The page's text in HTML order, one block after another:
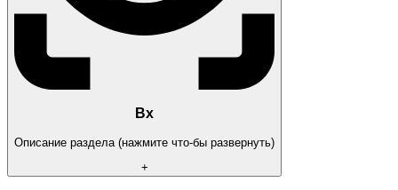
Вх
Описание раздела (нажмите что-бы развернуть)
+